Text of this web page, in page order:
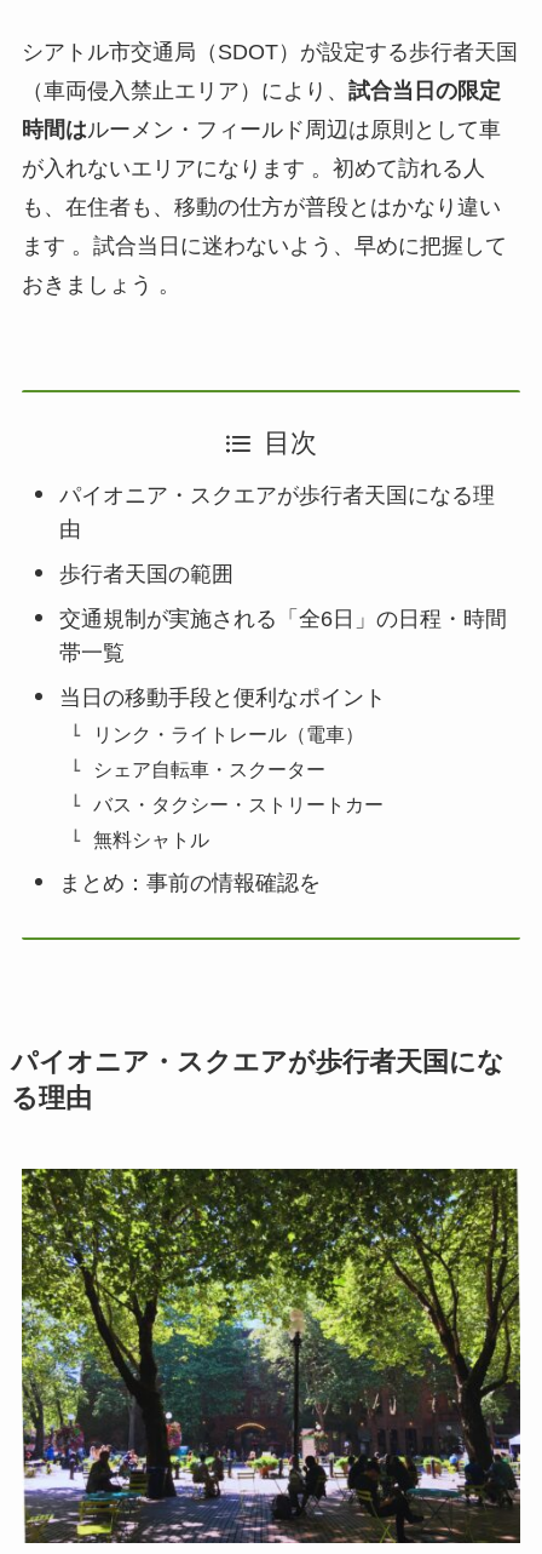
シアトル市交通局（SDOT）が設定する歩行者天国
（車両侵入禁止エリア）により、 試合当日の限定
時間はルーメン・フィールド周辺は原則として車
が入れないエリアになります 。初めて訪れる人
も、在住者も、移動の仕方が普段とはかなり違い
ます 。試合当日に迷わないよう、早めに把握して
おきましょう 。
目次
パイオニア・スクエアが歩行者天国になる理
由
歩行者天国の範囲
交通規制が実施される「全6日」の日程・時間
帯一覧
当日の移動手段と便利なポイント
リンク・ライトレール（電車）
シェア自転車・スクーター
バス・タクシー・ストリートカー
無料シャトル
まとめ：事前の情報確認を
パイオニア・スクエアが歩行者天国にな
る理由